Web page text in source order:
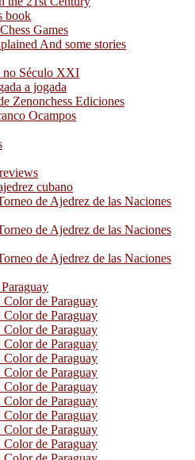
book
Games
And some stories
no Século XXI
a jogada
Zenonchess Ediciones
Ocampos
cubano
de Ajedrez de las Naciones
de Ajedrez de las Naciones
de Ajedrez de las Naciones
de Paraguay
de Paraguay
de Paraguay
de Paraguay
de Paraguay
de Paraguay
de Paraguay
de Paraguay
de Paraguay
de Paraguay
de Paraguay